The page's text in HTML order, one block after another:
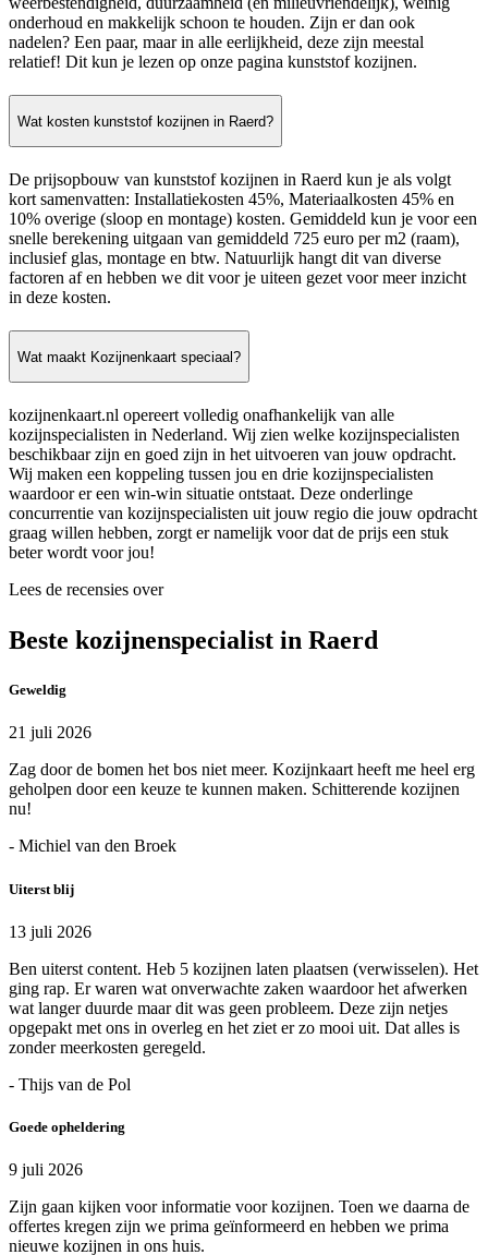
onderhoud en makkelijk schoon te houden. Zijn er dan ook
nadelen? Een paar, maar in alle eerlijkheid, deze zijn meestal
relatief! Dit kun je lezen op onze pagina kunststof kozijnen.
Wat kosten kunststof kozijnen in Raerd?
De prijsopbouw van kunststof kozijnen in Raerd kun je als volgt
kort samenvatten: Installatiekosten 45%, Materiaalkosten 45% en
10% overige (sloop en montage) kosten. Gemiddeld kun je voor een
snelle berekening uitgaan van gemiddeld 725 euro per m2 (raam),
inclusief glas, montage en btw. Natuurlijk hangt dit van diverse
factoren af en hebben we dit voor je uiteen gezet voor meer inzicht
in deze kosten.
Wat maakt Kozijnenkaart speciaal?
kozijnenkaart.nl opereert volledig onafhankelijk van alle
kozijnspecialisten in Nederland. Wij zien welke kozijnspecialisten
beschikbaar zijn en goed zijn in het uitvoeren van jouw opdracht.
Wij maken een koppeling tussen jou en drie kozijnspecialisten
waardoor er een win-win situatie ontstaat. Deze onderlinge
concurrentie van kozijnspecialisten uit jouw regio die jouw opdracht
graag willen hebben, zorgt er namelijk voor dat de prijs een stuk
beter wordt voor jou!
Lees de recensies over
Beste kozijnenspecialist in Raerd
Geweldig
21 juli 2026
Zag door de bomen het bos niet meer. Kozijnkaart heeft me heel erg
geholpen door een keuze te kunnen maken. Schitterende kozijnen
nu!
- Michiel van den Broek
Uiterst blij
13 juli 2026
Ben uiterst content. Heb 5 kozijnen laten plaatsen (verwisselen). Het
ging rap. Er waren wat onverwachte zaken waardoor het afwerken
wat langer duurde maar dit was geen probleem. Deze zijn netjes
opgepakt met ons in overleg en het ziet er zo mooi uit. Dat alles is
zonder meerkosten geregeld.
- Thijs van de Pol
Goede opheldering
9 juli 2026
Zijn gaan kijken voor informatie voor kozijnen. Toen we daarna de
offertes kregen zijn we prima geïnformeerd en hebben we prima
nieuwe kozijnen in ons huis.